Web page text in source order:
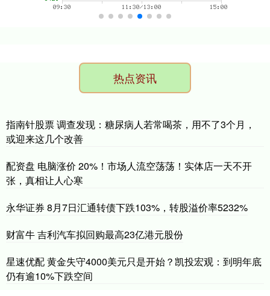
热点资讯
指南针股票 调查发现：糖尿病人若常喝茶，用不了3个月，
或迎来这几个改善
配资盘 电脑涨价 20%！市场人流空荡荡！实体店一天不开
张，真相让人心寒
永华证券 8月7日汇通转债下跌103%，转股溢价率5232%
财富牛 吉利汽车拟回购最高23亿港元股份
星速优配 黄金失守4000美元只是开始？凯投宏观：到明年底
仍有逾10%下跌空间